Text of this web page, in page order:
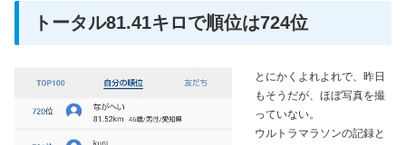
トータル81.41キロで順位は724位
とにかくよれよれで、昨日
もそうだが、ほぼ写真を撮
っていない。
ウルトラマラソンの記録と